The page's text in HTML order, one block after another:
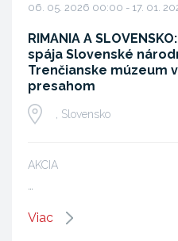
06. 05. 2026 00:00 - 17. 01.
RIMANIA A
spája Slovenské
Trenčianske múzeum
presahom
, Slovensko
AKCIA
Viac